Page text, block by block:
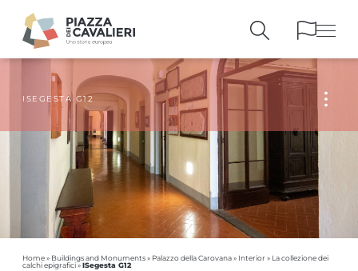
BUILDINGS AND MONUMENTS
THE PIAZZAOVER THE CENTURIES
PEOPLE ANDHISTORICAL ACCOUNTS
PUBLICATIONS AND REFERENCES
ITINERARIES AND BOOKINGS
ISEGESTA G12
Home» Buildings and Monuments» Palazzo della Carovana» Interior» La collezione dei
calchi epigrafici»ISegesta G12